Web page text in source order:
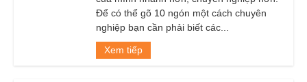
Để có thể gõ 10 ngón một cách chuyên
nghiệp bạn cần phải biết các...
Xem tiếp